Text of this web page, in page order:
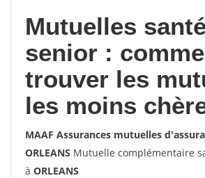
Mutuelles
senior :
trouver les
les moins
MAAF Assurances mutuelles
ORLEANS Mutuelle complémentaire
à ORLEANS